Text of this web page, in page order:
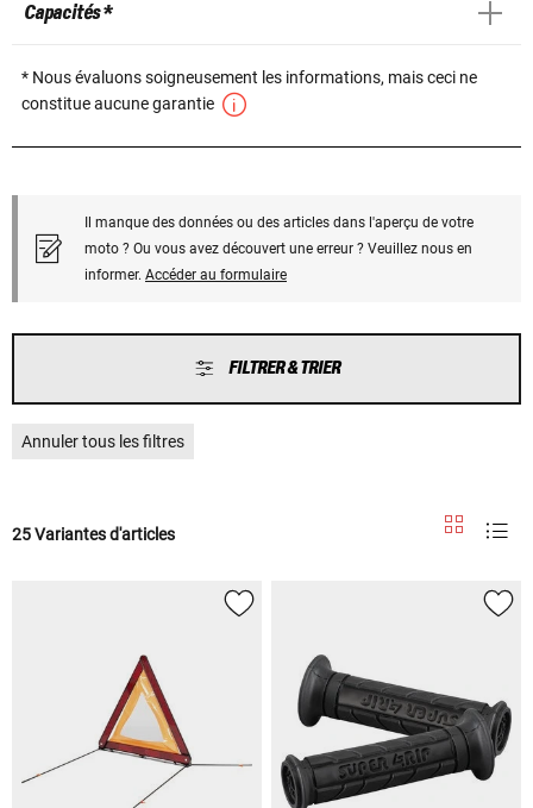
Capacités *
* Nous évaluons soigneusement les informations, mais ceci ne
constitue aucune garantie
Il manque des données ou des articles dans l'aperçu de votre
moto ? Ou vous avez découvert une erreur ? Veuillez nous en
informer. Accéder au formulaire
FILTRER & TRIER
Annuler tous les filtres
25 Variantes d'articles